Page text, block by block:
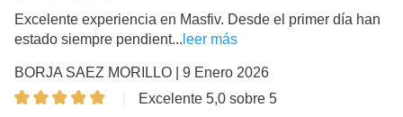
Excelente experiencia en Masfiv. Desde el primer día han
estado siempre pendient... leer más
BORJA SAEZ MORILLO | 9 Enero 2026
Excelente 5,0 sobre 5